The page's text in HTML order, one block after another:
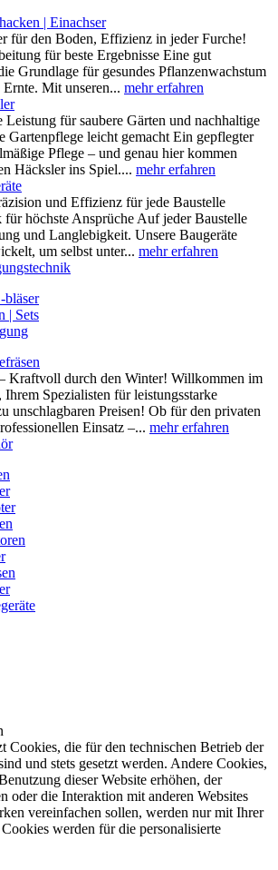
| Einachser
für den Boden, Effizienz in jeder Furche!
für beste Ergebnisse Eine gut
Grundlage für gesundes Pflanzenwachstum
Mit unseren... mehr erfahren
für saubere Gärten und nachhaltige
Gartenpflege leicht gemacht Ein gepflegter
Pflege – und genau hier kommen
Häcksler ins Spiel.... mehr erfahren
und Effizienz für jede Baustelle
für höchste Ansprüche Auf jeder Baustelle
und Langlebigkeit. Unsere Baugeräte
um selbst unter... mehr erfahren
bläser
| Sets
Kraftvoll durch den Winter! Willkommen im
Ihrem Spezialisten für leistungsstarke
unschlagbaren Preisen! Ob für den privaten
Einsatz –... mehr erfahren
Cookies, die für den technischen Betrieb der
und stets gesetzt werden. Andere Cookies,
dieser Website erhöhen, der
oder die Interaktion mit anderen Websites
vereinfachen sollen, werden nur mit Ihrer
werden für die personalisierte